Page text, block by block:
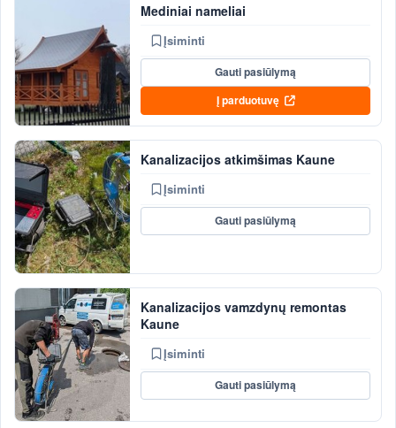
Mediniai nameliai
Įsiminti
Gauti pasiūlymą
Į parduotuvę
Kanalizacijos atkimšimas Kaune
Įsiminti
Gauti pasiūlymą
Kanalizacijos vamzdynų remontas
Kaune
Įsiminti
Gauti pasiūlymą